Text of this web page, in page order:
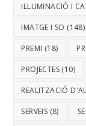
IL·LUMINACIÓ I
IMATGE I SO (148)
PREMI (18)
PROJECTES (10)
REALITZACIÓ
SERVEIS (8)